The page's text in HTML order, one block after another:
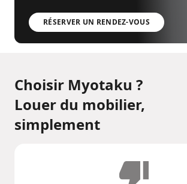
RÉSERVER UN RENDEZ-VOUS
Choisir Myotaku ?
Louer du mobilier,
simplement